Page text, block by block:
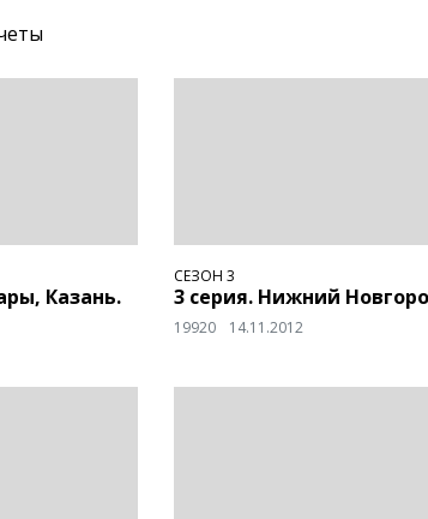
Казань.
СЕЗОН 3
3 серия. Нижний
19920 14.11.2012